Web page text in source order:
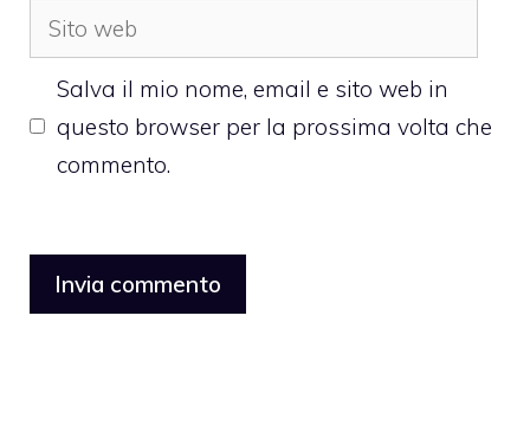
Sito
web
Salva il mio nome, email e sito web in
questo browser per la prossima volta che
commento.